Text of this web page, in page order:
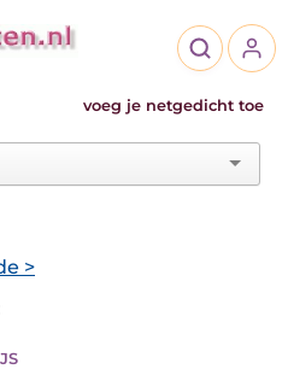
voeg je netgedicht toe
>